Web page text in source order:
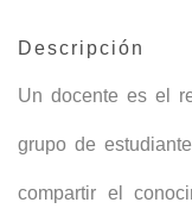
Descripción
Un docente es el
grupo de
compartir el